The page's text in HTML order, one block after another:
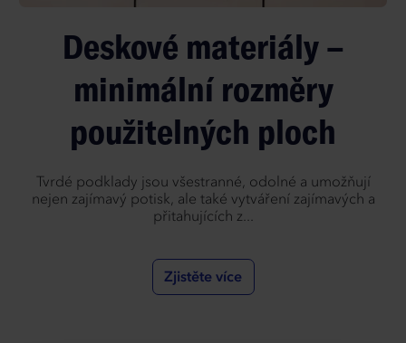
Deskové materiály –
minimální rozměry
použitelných ploch
Tvrdé podklady jsou všestranné, odolné a umožňují
nejen zajímavý potisk, ale také vytváření zajímavých a
přitahujících z...
Zjistěte více